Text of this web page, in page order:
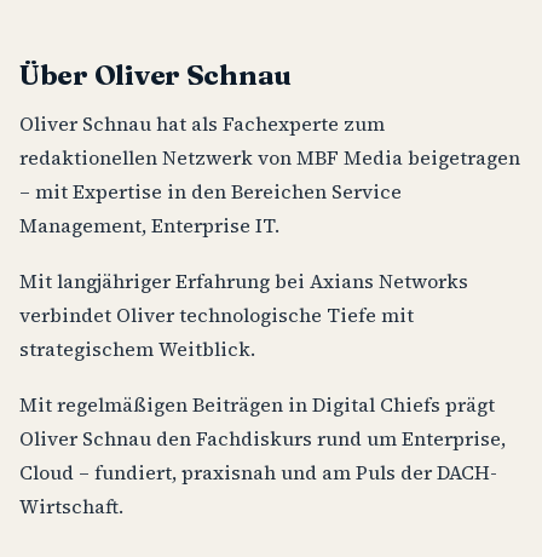
Über Oliver Schnau
Oliver Schnau hat als Fachexperte zum
redaktionellen Netzwerk von MBF Media beigetragen
– mit Expertise in den Bereichen Service
Management, Enterprise IT.
Mit langjähriger Erfahrung bei Axians Networks
verbindet Oliver technologische Tiefe mit
strategischem Weitblick.
Mit regelmäßigen Beiträgen in Digital Chiefs prägt
Oliver Schnau den Fachdiskurs rund um Enterprise,
Cloud – fundiert, praxisnah und am Puls der DACH-
Wirtschaft.